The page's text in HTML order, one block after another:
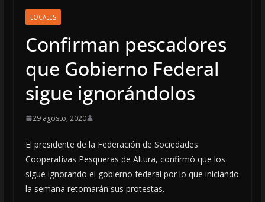
LOCALES
Confirman pescadores
que Gobierno Federal
sigue ignorándolos
29 agosto, 2020
El presidente de la Federación de Sociedades
Cooperativas Pesqueras de Altura, confirmó que los
sigue ignorando el gobierno federal por lo que iniciando
la semana retomarán sus protestas.